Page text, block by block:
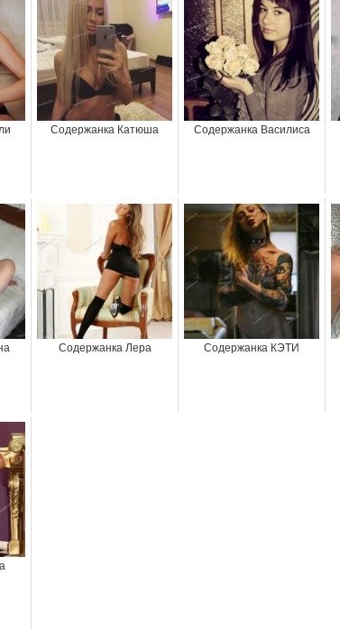
Содержанка Катюша Содержанка Василиса
Содержанка Лера Содержанка КЭТИ